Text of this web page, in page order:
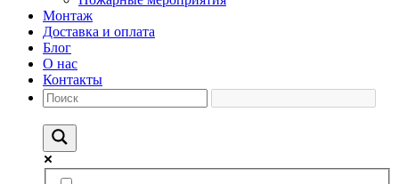
Монтаж
Доставка и оплата
Блог
О нас
Контакты